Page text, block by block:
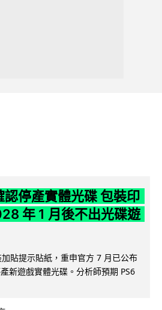
停產實體光碟 包裝印
年 1 月後不出光碟遊
貼提示貼紙，重申官方 7 月已公布
新遊戲實體光碟。分析師預期 PS6